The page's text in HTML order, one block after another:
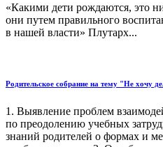
«Какими дети рождаются, это
они путем правильного
в нашей власти» Плутарх...
Родительское собрание на тему "Не хочу
1. Выявление проблем
по преодолению учебных
знаний родителей о формах и